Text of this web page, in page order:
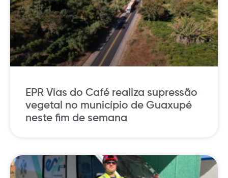
EPR Vias do Café realiza supressão
vegetal no município de Guaxupé
neste fim de semana